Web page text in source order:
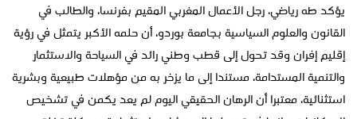
يؤكد طه رياضي، رجل الأعمال المغربي المقيم بفرنسا، والطالب في
القانون والعلوم السياسية بجامعة بوردو، أن حلمه الأكبر يتمثل في رؤية
إقليم إفران وقد تحول إلى قطب وطني رائد في السياحة والاستثمار
والتنمية المستدامة، مستندا إلى ما يزخر به من مؤهلات طبيعية وبشرية
استثنائية، معتبرا أن الرهان الحقيقي اليوم لم يعد يكمن في تشخيص